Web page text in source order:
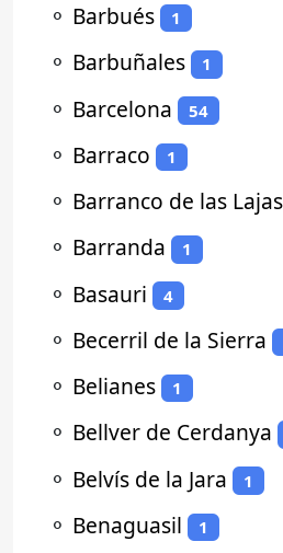
⚬ Barbués 1
⚬ Barbuñales 1
⚬ Barcelona 54
⚬ Barraco 1
⚬ Barranco de las Lajas
⚬ Barranda 1
⚬ Basauri 4
⚬ Becerril de la Sierra
⚬ Belianes 1
⚬ Bellver de Cerdanya
⚬ Belvís de la Jara 1
⚬ Benaguasil 1